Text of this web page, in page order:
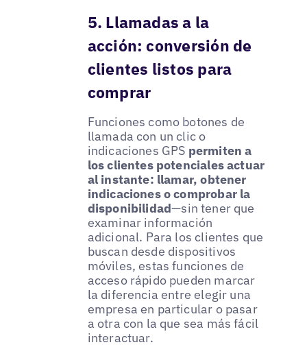
5. Llamadas a la
acción: conversión de
clientes listos para
comprar
Funciones como botones de
llamada con un clic o
indicaciones GPS permiten a
los clientes potenciales actuar
al instante: llamar, obtener
indicaciones o comprobar la
disponibilidad—sin tener que
examinar información
adicional. Para los clientes que
buscan desde dispositivos
móviles, estas funciones de
acceso rápido pueden marcar
la diferencia entre elegir una
empresa en particular o pasar
a otra con la que sea más fácil
interactuar.